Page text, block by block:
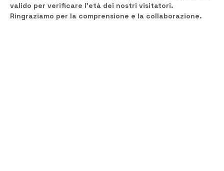
valido per verificare l’età dei nostri visitatori.
Ringraziamo per la comprensione e la collaborazione.